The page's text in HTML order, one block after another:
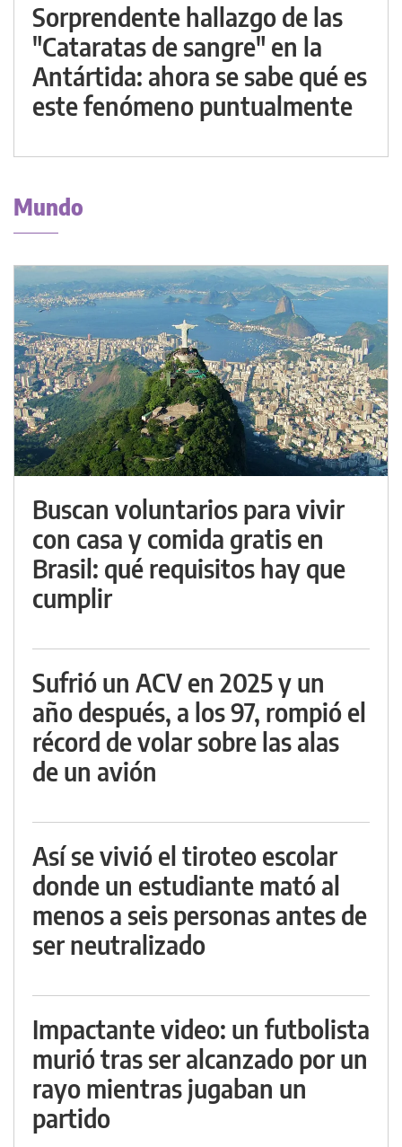
Sorprendente hallazgo de las
"Cataratas de sangre" en la
Antártida: ahora se sabe qué es
este fenómeno puntualmente
Mundo
Buscan voluntarios para vivir
con casa y comida gratis en
Brasil: qué requisitos hay que
cumplir
Sufrió un ACV en 2025 y un
año después, a los 97, rompió el
récord de volar sobre las alas
de un avión
Así se vivió el tiroteo escolar
donde un estudiante mató al
menos a seis personas antes de
ser neutralizado
Impactante video: un futbolista
murió tras ser alcanzado por un
rayo mientras jugaban un
partido